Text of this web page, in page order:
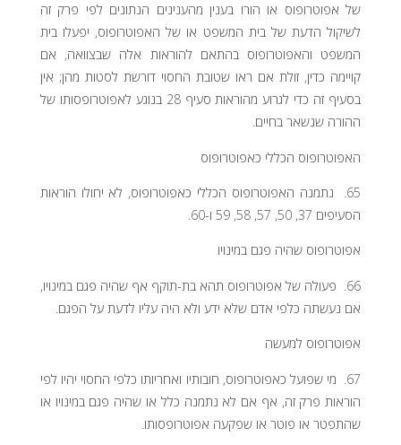
של אפוטרופוס או הורו בענין מהענינים הנתונים לפי פרק זה
לשיקול הדעת של בית המשפט או של האפוטרופוס, יפעלו בית
המשפט והאפוטרופוס בהתאם להוראות אלה שבצוואה, אם
קויימה כדין, זולת אם ראו שטובת החסוי דורשת לסטות מהן; אין
בסעיף זה כדי לגרוע מהוראות סעיף 28 בנוגע לאפוטרופסותו של
ההורה שנשאר בחיים.
האפוטרופוס הכללי כאפוטרופוס
65. נתמנה האפוטרופוס הכללי כאפוטרופוס, לא יחולו הוראות
הסעיפים 37, 50, 57, 58, 59 ו-60.
אפוטרופוס שהיה פגם במינויו
66. פעולה של אפוטרופוס תהא בת-תוקף אף שהיה פגם במינויו,
אם נעשתה כלפי אדם שלא ידע ולא היה עליו לדעת על הפגם.
אפוטרופוס למעשה
67. מי שפועל כאפוטרופוס, חובותיו ואחריותו כלפי החסוי יהיו לפי
הוראות פרק זה, אף אם לא נתמנה כלל או שהיה פגם במינויו או
שהתפטר או פוטר או שפקעה אפוטרופסותו.